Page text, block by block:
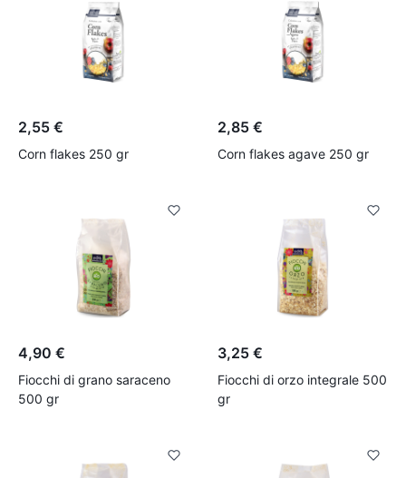
2,55 €
Corn flakes 250 gr
2,85 €
Corn flakes agave 250 gr
4,90 €
Fiocchi di grano saraceno
500 gr
3,25 €
Fiocchi di orzo integrale 500
gr